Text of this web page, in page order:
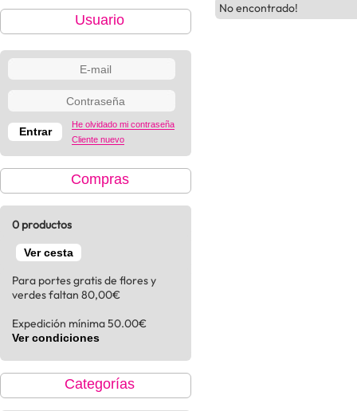
Usuario
He olvidado mi contraseña
Cliente nuevo
Compras
0 productos
Ver cesta
Para portes gratis de flores y
verdes faltan 80,00€
Expedición mínima 50.00€
Ver condiciones
Categorías
No encontrado!